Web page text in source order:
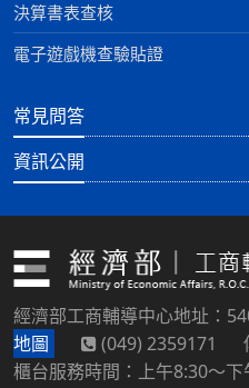
決算書表查核
電子遊戲機查驗貼證
常見問答
資訊公開
經濟部工商輔導中心地址：
地圖
(049) 2359171
櫃台服務時間：上午8:30～